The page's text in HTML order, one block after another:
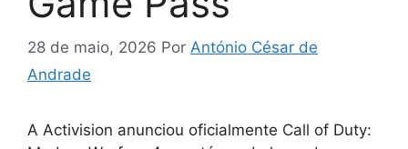
28 de maio, 2026 Por António César de
Andrade
A Activision anunciou oficialmente Call of Duty: